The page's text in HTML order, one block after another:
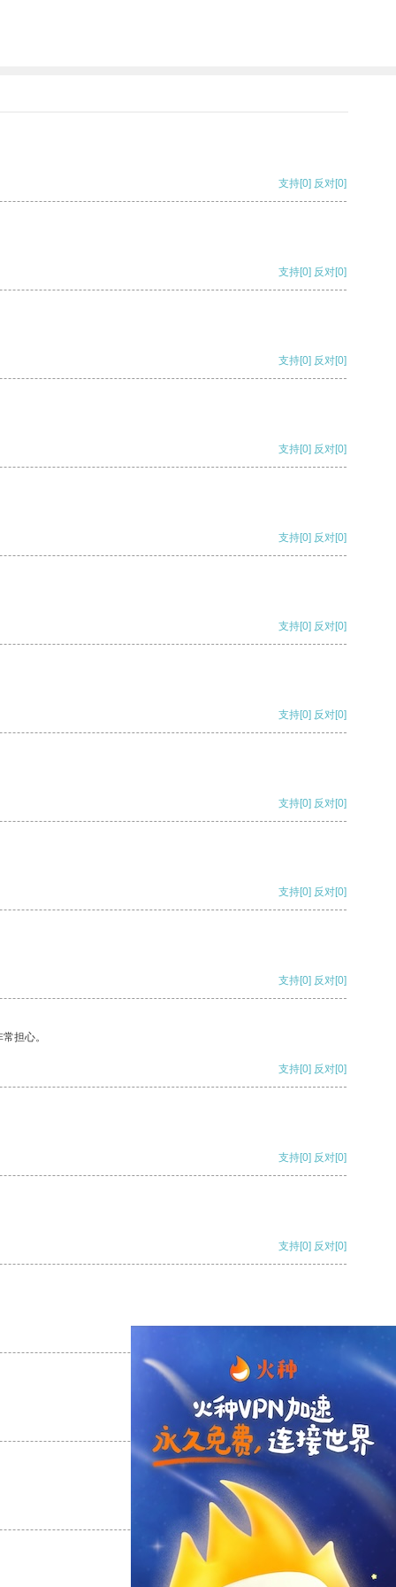
支持[0] 反对[0]
支持[0] 反对[0]
支持[0] 反对[0]
支持[0] 反对[0]
支持[0] 反对[0]
支持[0] 反对[0]
支持[0] 反对[0]
支持[0] 反对[0]
支持[0] 反对[0]
支持[0] 反对[0]
担心。
支持[0] 反对[0]
支持[0] 反对[0]
支持[0] 反对[0]
支持 [0] 反对 [0]
支持